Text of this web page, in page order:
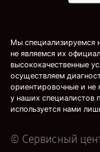
Мы специализируемся
не являемся их
высококачественные
осуществляем
ориентировочные и не
у наших специалистов
используется нами
© Сервисный